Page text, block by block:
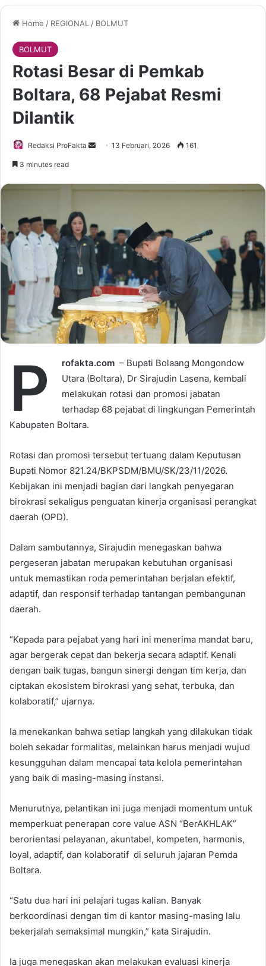
Home / REGIONAL/ BOLMUT
BOLMUT
Rotasi Besar di Pemkab
Boltara, 68 Pejabat Resmi
Dilantik
Redaksi ProFakta
d
e
m
l
13 Februari, 2026 161
3 minutes read
P rofakta.com – Bupati Bolaang Mongondow
Utara (Boltara), Dr Sirajudin Lasena, kembali
melakukan rotasi dan promosi jabatan
terhadap 68 pejabat di lingkungan Pemerintah
Kabupaten Boltara.
Rotasi dan promosi tersebut tertuang dalam Keputusan
Bupati Nomor 821.24/BKPSDM/BMU/SK/23/11/2026.
Kebijakan ini menjadi bagian dari langkah penyegaran
birokrasi sekaligus penguatan kinerja organisasi perangkat
daerah (OPD).
Dalam sambutannya, Sirajudin menegaskan bahwa
pergeseran jabatan merupakan kebutuhan organisasi
untuk memastikan roda pemerintahan berjalan efektif,
adaptif, dan responsif terhadap tantangan pembangunan
daerah.
“Kepada para pejabat yang hari ini menerima mandat baru,
agar bergerak cepat dan bekerja secara adaptif. Kenali
dengan baik tugas, bangun sinergi dengan tim kerja, dan
ciptakan ekosistem birokrasi yang sehat, terbuka, dan
kolaboratif,” ujarnya.
Ia menekankan bahwa setiap langkah yang dilakukan tidak
boleh sekadar formalitas, melainkan harus menjadi wujud
kesungguhan dalam mencapai tata kelola pemerintahan
yang baik di masing-masing instansi.
Menurutnya, pelantikan ini juga menjadi momentum untuk
memperkuat penerapan core value ASN “BerAKHLAK”
berorientasi pelayanan, akuntabel, kompeten, harmonis,
loyal, adaptif, dan kolaboratif di seluruh jajaran Pemda
Boltara.
“Satu dua hari ini pelajari tugas kalian. Banyak
berkoordinasi dengan tim di kantor masing-masing lalu
bekerjalah semaksimal mungkin,” kata Sirajudin.
Ia juga menegaskan akan melakukan evaluasi kinerja